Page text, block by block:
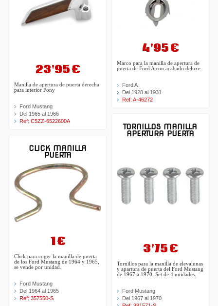
23'95 €
Manilla de apertura de puerta derecha
para interior Pony
Ford Mustang
Del 1965 al 1966
Ref: C5ZZ-6522600A
CLICK MANILLA
PUERTA
1 €
Click para coger la manilla de puerta
de los Ford Mustang de 1964 y 1965,
se vende por unidad.
Ford Mustang
Del 1964 al 1965
Ref: 357550-S
4'95 €
Marco para la manilla de apertura de
puerta de Ford A con acabado deluxe.
Ford A
Del 1928 al 1931
Ref: A-46272
TORNILLOS MANILLA
APERTURA PUERTA
3'75 €
Tornillos para la manilla de elevalunas
y apartura de puerta del Ford Mustang
de 1967 a 1970. Set de 4 unidades.
Ford Mustang
Del 1967 al 1970